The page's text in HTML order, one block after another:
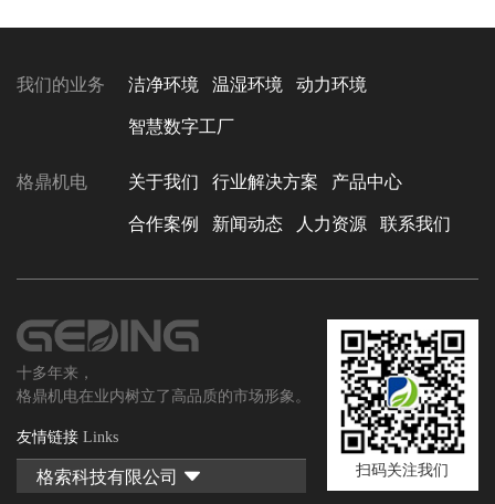
我们的业务 洁净环境 温湿环境 动力环境
智慧数字工厂
格鼎机电 关于我们 行业解决方案 产品中心
合作案例 新闻动态 人力资源 联系我们
十多年来，
格鼎机电在业内树立了高品质的市场形象。
友情链接 Links
格索科技有限公司  扫码关注我们